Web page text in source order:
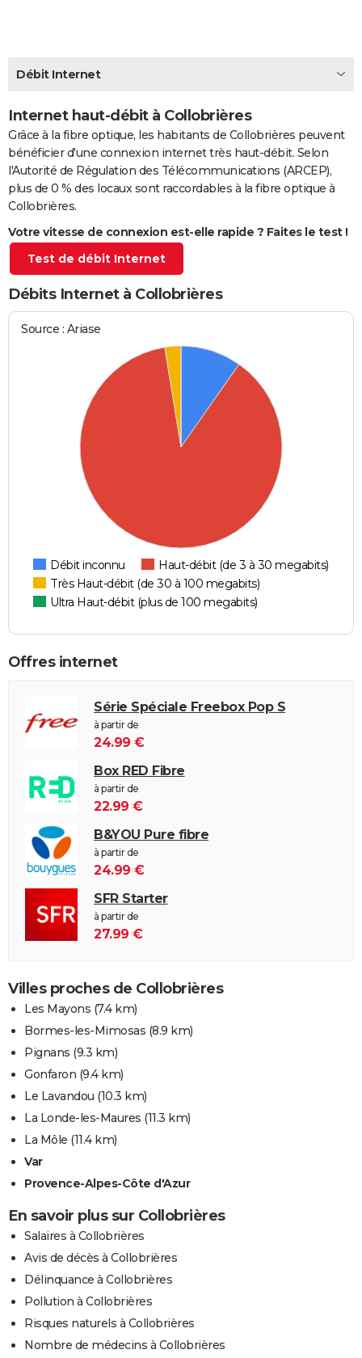
CARTE DE VOEUX
Carte de Noël
Carte Bonne année
Carte Saint-Valentin
Carte Pâques
Carte d'anniversaire
DICTIONNAIRE
PROGRAMME TV
S'inscrire
Se connecter
Lycées
Collèges
Primaires
Universités
Entreprises
Service militaire
Avis de recherche
Bricolage
Lifestyle
Culture
Sport
Auto
Television
Voyage
Cinema
Débit Internet
Internet haut-débit à Collobrières
Grâce à la fibre optique, les habitants de Collobrières peuvent
bénéficier d'une connexion internet très haut-débit. Selon
l'Autorité de Régulation des Télécommunications (ARCEP),
plus de 0 % des locaux sont raccordables à la fibre optique à
Collobrières.
Votre vitesse de connexion est-elle rapide ? Faites le test !
Test de débit Internet
Débits Internet à Collobrières
Source : Ariase
Débit inconnu
Haut-débit (de 3 à 30 megabits)
Très Haut-débit (de 30 à 100 megabits)
Ultra Haut-débit (plus de 100 megabits)
Offres internet
Série Spéciale Freebox Pop S
à partir de
24.99 €
Box RED Fibre
à partir de
22.99 €
B&YOU Pure fibre
à partir de
24.99 €
SFR Starter
à partir de
27.99 €
Villes proches de Collobrières
Les Mayons (7.4 km)
Bormes-les-Mimosas (8.9 km)
Pignans (9.3 km)
Gonfaron (9.4 km)
Le Lavandou (10.3 km)
La Londe-les-Maures (11.3 km)
La Môle (11.4 km)
Var
Provence-Alpes-Côte d'Azur
En savoir plus sur Collobrières
Salaires à Collobrières
Avis de décès à Collobrières
Délinquance à Collobrières
Pollution à Collobrières
Risques naturels à Collobrières
Nombre de médecins à Collobrières